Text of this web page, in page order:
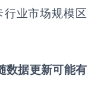
业市场规模区
数据更新可能有